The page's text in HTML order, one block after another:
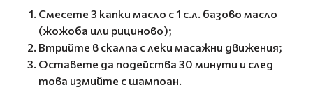
Смесете 3 капки масло с 1 с.л. базово масло
(жожоба или рициново);
Втрийте в скалпа с леки масажни движения;
Оставете да подейства 30 минути и след
това измийте с шампоан.